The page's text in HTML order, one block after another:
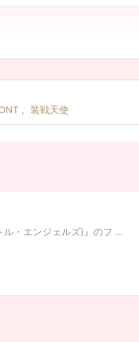
, 装戦天使
ル・エンジェルズ)』のフ ...